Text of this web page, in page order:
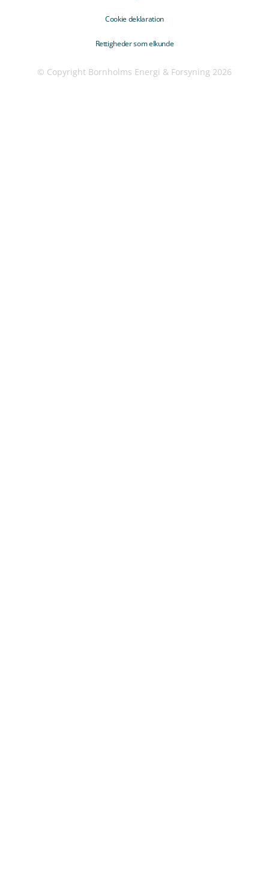
Cookie deklaration
Rettigheder som elkunde
© Copyright Bornholms Energi & Forsyning 2026